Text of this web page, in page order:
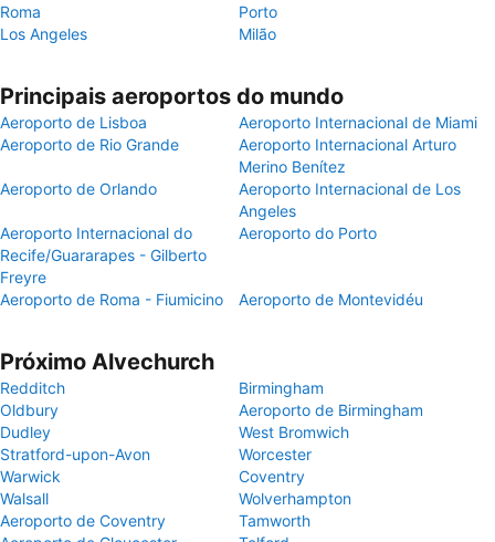
Roma
Porto
Los Angeles
Milão
Principais aeroportos do mundo
Aeroporto de Lisboa
Aeroporto Internacional de Miami
Aeroporto de Rio Grande
Aeroporto Internacional Arturo
Merino Benítez
Aeroporto de Orlando
Aeroporto Internacional de Los
Angeles
Aeroporto Internacional do
Recife/Guararapes - Gilberto
Freyre
Aeroporto do Porto
Aeroporto de Roma - Fiumicino Aeroporto de Montevidéu
Próximo Alvechurch
Redditch
Birmingham
Oldbury
Aeroporto de Birmingham
Dudley
West Bromwich
Stratford-upon-Avon
Worcester
Warwick
Coventry
Walsall
Wolverhampton
Aeroporto de Coventry
Tamworth